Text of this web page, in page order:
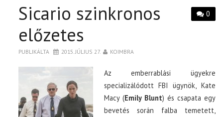
0
Sicario szinkronos
előzetes
PUBLIKÁLTA 2015. JÚLIUS 27. KOIMBRA
Az emberrablási ügyekre
specializálódott FBI ügynök, Kate
Macy (Emily Blunt) és csapata egy
bevetés során falba temetett,